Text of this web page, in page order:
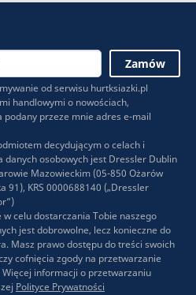
od serwisu hurtksiazki.pl
handlowymi o nowościach,
przeze mnie adres e-mail
decydującym o celach i
danych osobowych jest Dressler Dublin
Mazowieckim (05-850 Ożarów
91), KRS 0000688140 („Dressler
celu dostarczania Tobie naszego
jest dobrowolne, lecz konieczne do
Masz prawo dostępu do treści swoich
cofnięcia zgody na przetwarzanie
Więcej informacji o przetwarzaniu
Polityce Prywatności